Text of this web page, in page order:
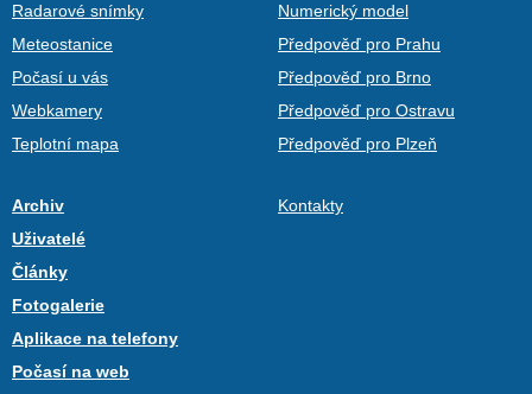
Radarové snímky
Meteostanice
Počasí u vás
Webkamery
Teplotní mapa
Numerický model
Předpověď pro Prahu
Předpověď pro Brno
Předpověď pro Ostravu
Předpověď pro Plzeň
Archiv
Uživatelé
Články
Fotogalerie
Aplikace na telefony
Počasí na web
Kontakty